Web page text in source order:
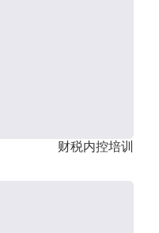
财税内控培训